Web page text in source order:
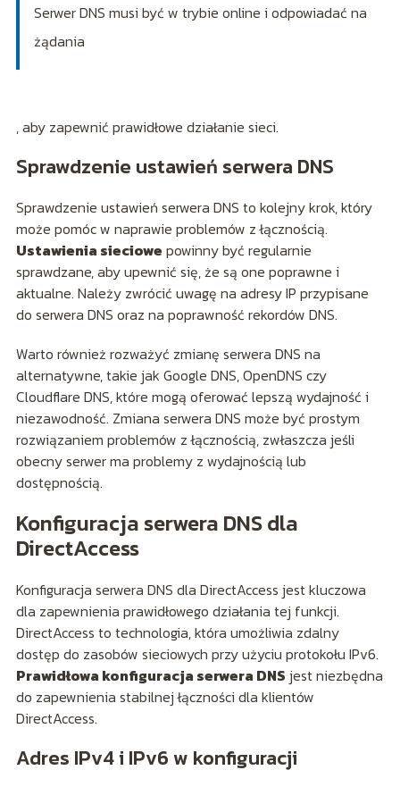
Serwer DNS musi być w trybie online i odpowiadać na
żądania
, aby zapewnić prawidłowe działanie sieci.
Sprawdzenie ustawień serwera DNS
Sprawdzenie ustawień serwera DNS to kolejny krok, który
może pomóc w naprawie problemów z łącznością.
Ustawienia sieciowe powinny być regularnie
sprawdzane, aby upewnić się, że są one poprawne i
aktualne. Należy zwrócić uwagę na adresy IP przypisane
do serwera DNS oraz na poprawność rekordów DNS.
Warto również rozważyć zmianę serwera DNS na
alternatywne, takie jak Google DNS, OpenDNS czy
Cloudflare DNS, które mogą oferować lepszą wydajność i
niezawodność. Zmiana serwera DNS może być prostym
rozwiązaniem problemów z łącznością, zwłaszcza jeśli
obecny serwer ma problemy z wydajnością lub
dostępnością.
Konfiguracja serwera DNS dla
DirectAccess
Konfiguracja serwera DNS dla DirectAccess jest kluczowa
dla zapewnienia prawidłowego działania tej funkcji.
DirectAccess to technologia, która umożliwia zdalny
dostęp do zasobów sieciowych przy użyciu protokołu IPv6.
Prawidłowa konfiguracja serwera DNS jest niezbędna
do zapewnienia stabilnej łączności dla klientów
DirectAccess.
Adres IPv4 i IPv6 w konfiguracji